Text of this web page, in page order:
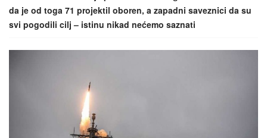
da je od toga 71 projektil oboren, a zapadni saveznici da su
svi pogodili cilj – istinu nikad nećemo saznati